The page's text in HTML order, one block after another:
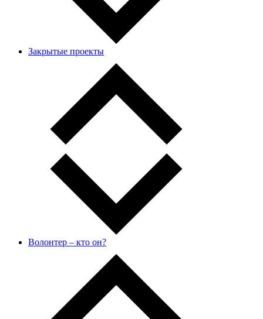
Закрытые проекты
Волонтер – кто он?